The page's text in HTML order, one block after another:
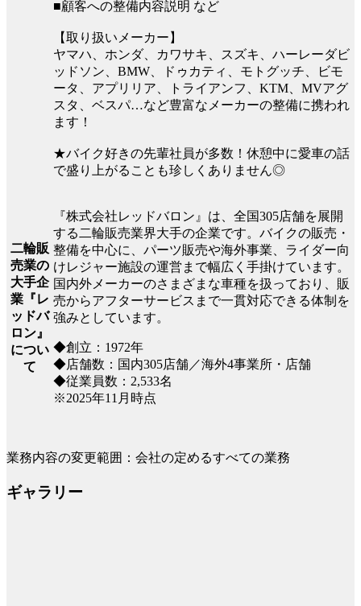
■顧客への整備内容説明 など
【取り扱いメーカー】
ヤマハ、ホンダ、カワサキ、スズキ、ハーレーダビ
ッドソン、BMW、ドゥカティ、モトグッチ、ビモ
ータ、アプリリア、トライアンフ、KTM、MVアグ
スタ、ベスパ…など豊富なメーカーの整備に携われ
ます！
★バイク好きの先輩社員が多数！休憩中に愛車の話
で盛り上がることも珍しくありません◎
二輪販
売業の
大手企
業『レ
ッドバ
ロン』
につい
て
『株式会社レッドバロン』は、全国305店舗を展開
する二輪販売業界大手の企業です。バイクの販売・
整備を中心に、パーツ販売や海外事業、ライダー向
けレジャー施設の運営まで幅広く手掛けています。
国内外メーカーのさまざまな車種を扱っており、販
売からアフターサービスまで一貫対応できる体制を
強みとしています。
◆創立：1972年
◆店舗数：国内305店舗／海外4事業所・店舗
◆従業員数：2,533名
※2025年11月時点
業務内容の変更範囲：会社の定めるすべての業務
ギャラリー